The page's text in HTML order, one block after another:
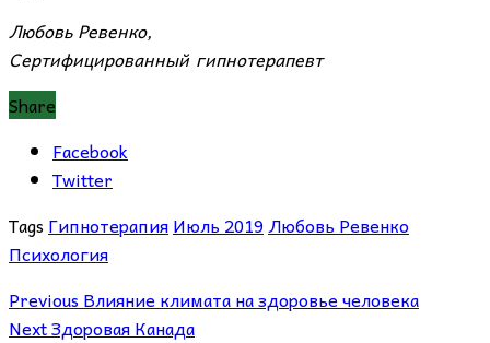
Любовь Ревенко,
Сертифицированный гипнотерапевт
Share
Facebook
Twitter
Tags ГипнотерапияИюль 2019Любовь Ревенко
Психология
Previous Влияние климата на здоровье человека
NextЗдоровая Канада